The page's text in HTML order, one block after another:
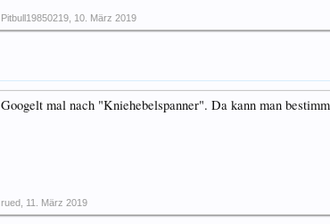
Pitbull19850219 10. März 2019
Googelt mal nach "Kniehebelspanner". Da kann man
rued 11. März 2019